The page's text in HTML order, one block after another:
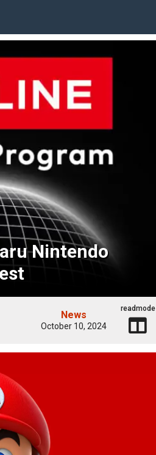
Nintendo
News
October 10, 2024
readmode